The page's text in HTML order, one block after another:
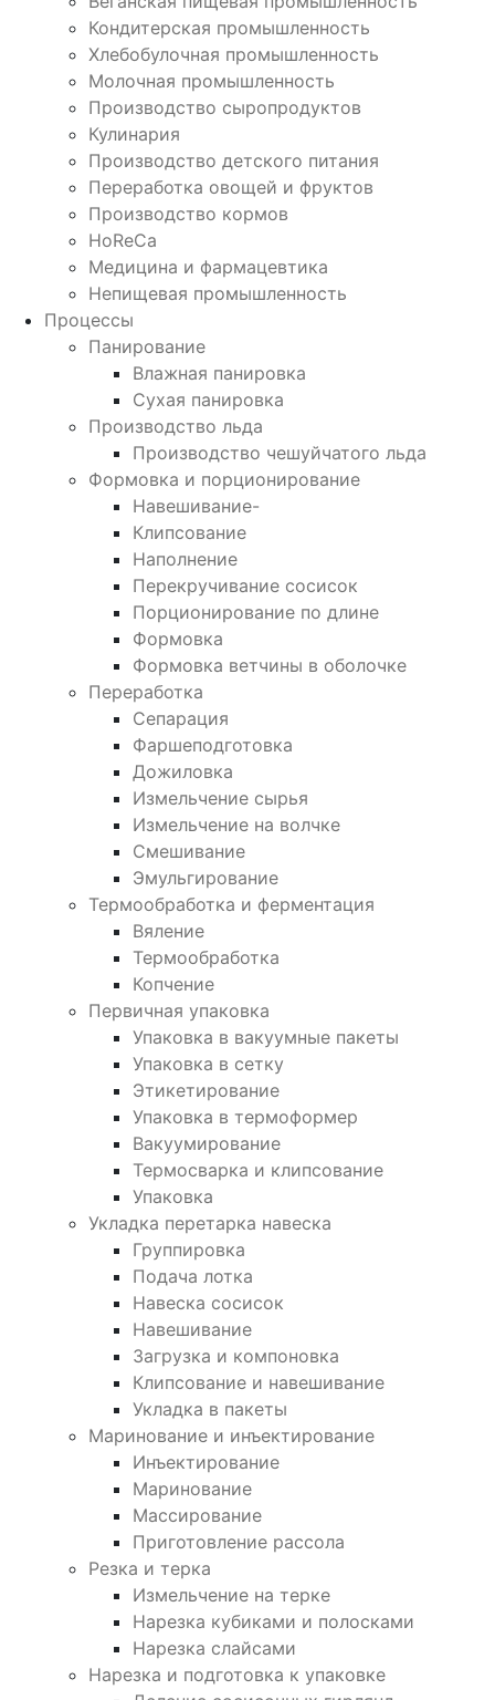
Кондитерская промышленность
Хлебобулочная промышленность
Молочная промышленность
Производство сыропродуктов
Кулинария
Производство детского питания
Переработка овощей и фруктов
Производство кормов
HoReCa
Медицина и фармацевтика
Непищевая промышленность
Процессы
Панирование
Влажная панировка
Сухая панировка
Производство льда
Производство чешуйчатого льда
Формовка и порционирование
Навешивание-
Клипсование
Наполнение
Перекручивание сосисок
Порционирование по длине
Формовка
Формовка ветчины в оболочке
Переработка
Сепарация
Фаршеподготовка
Дожиловка
Измельчение сырья
Измельчение на волчке
Смешивание
Эмульгирование
Термообработка и ферментация
Вяление
Термообработка
Копчение
Первичная упаковка
Упаковка в вакуумные пакеты
Упаковка в сетку
Этикетирование
Упаковка в термоформер
Вакуумирование
Термосварка и клипсование
Упаковка
Укладка перетарка навеска
Группировка
Подача лотка
Навеска сосисок
Навешивание
Загрузка и компоновка
Клипсование и навешивание
Укладка в пакеты
Маринование и инъектирование
Инъектирование
Маринование
Массирование
Приготовление рассола
Резка и терка
Измельчение на терке
Нарезка кубиками и полосками
Нарезка слайсами
Нарезка и подготовка к упаковке